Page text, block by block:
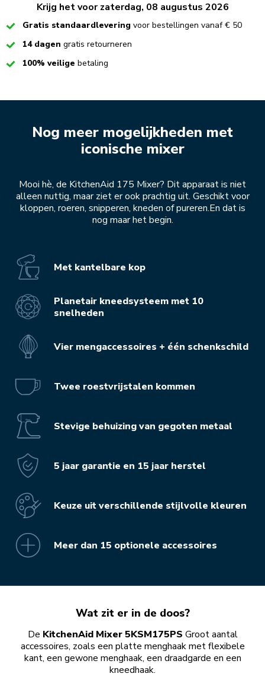
Krijg het voor zaterdag, 08 augustus 2026
CheckedGratis standaardlevering voor bestellingen vanaf € 50
Checked14 dagen gratis retourneren
Checked100% veilige betaling
Nog meer mogelijkheden met
iconische mixer
Mooi hè, de KitchenAid 175 Mixer? Dit apparaat is niet
alleen nuttig, maar ziet er ook prachtig uit. Geschikt voor
kloppen, roeren, snipperen, kneden of pureren.En dat is
nog maar het begin.
Met kantelbare kop
Planetair kneedsysteem met 10
snelheden
Vier mengaccessoires + één schenkschild
Twee roestvrijstalen kommen
Stevige behuizing van gegoten metaal
5 jaar garantie en 15 jaar herstel
Keuze uit verschillende stijlvolle kleuren
Meer dan 15 optionele accessoires
Wat zit er in de doos?
De KitchenAid Mixer 5KSM175PS Groot aantal
accessoires, zoals een platte menghaak met flexibele
kant, een gewone menghaak, een draadgarde en een
kneedhaak.